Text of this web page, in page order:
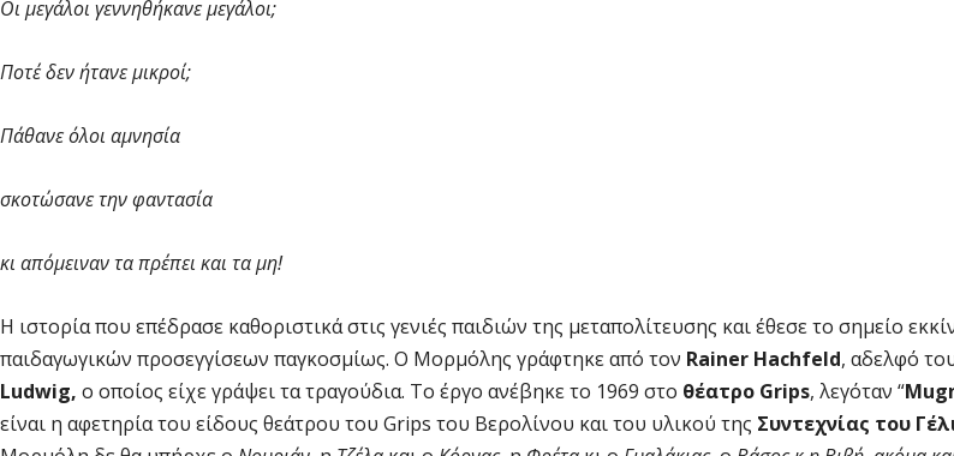
Οι μεγάλοι γεννηθήκανε μεγάλοι;
Ποτέ δεν ήτανε μικροί;
Πάθανε όλοι αμνησία
σκοτώσανε την φαντασία
κι απόμειναν τα πρέπει και τα μη!
Η ιστορία που επέδρασε καθοριστικά στις γενιές παιδιών της μεταπολίτευσης και έθεσε το σημείο
παιδαγωγικών προσεγγίσεων παγκοσμίως. Ο Μορμόλης γράφτηκε από τον Rainer Hachfeld, αδελφό
Ludwig, ο οποίος είχε γράψει τα τραγούδια. Το έργο ανέβηκε το 1969 στο θέατρο Grips, λεγόταν “
είναι η αφετηρία του είδους θεάτρου του Grips του Βερολίνου και του υλικού της Συντεχνίας του